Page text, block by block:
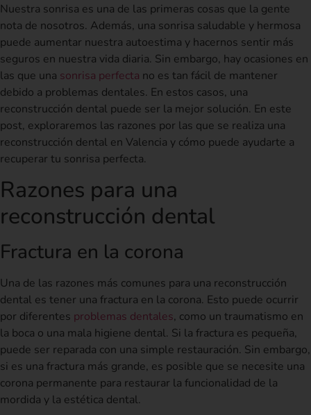
Nuestra sonrisa es una de las primeras cosas que la gente
nota de nosotros. Además, una sonrisa saludable y hermosa
puede aumentar nuestra autoestima y hacernos sentir más
seguros en nuestra vida diaria. Sin embargo, hay ocasiones en
las que una sonrisa perfecta no es tan fácil de mantener
debido a problemas dentales. En estos casos, una
reconstrucción dental puede ser la mejor solución. En este
post, exploraremos las razones por las que se realiza una
reconstrucción dental en Valencia y cómo puede ayudarte a
recuperar tu sonrisa perfecta.
Razones para una
reconstrucción dental
Fractura en la corona
Una de las razones más comunes para una reconstrucción
dental es tener una fractura en la corona. Esto puede ocurrir
por diferentes problemas dentales, como un traumatismo en
la boca o una mala higiene dental. Si la fractura es pequeña,
puede ser reparada con una simple restauración. Sin embargo,
si es una fractura más grande, es posible que se necesite una
corona permanente para restaurar la funcionalidad de la
mordida y la estética dental.